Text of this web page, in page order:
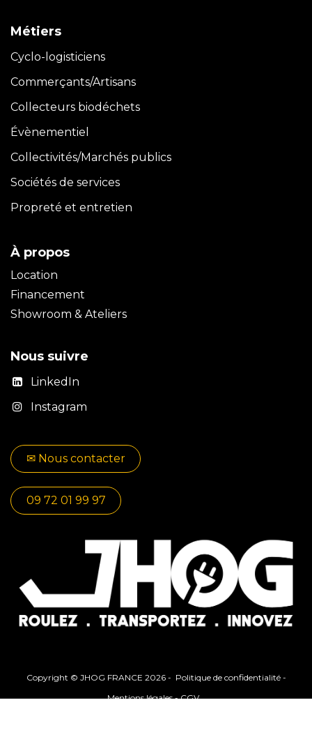
Métiers
Cyclo-logisticiens
Commerçants/Artisans
Collecteurs biodéchets
Évènementiel
Collectivités/Marchés publics
Sociétés de services
Propreté et entretien
À propos
Location
Financement
Showroom & Ateliers
Nous suivre
LinkedIn
Instagram
✉​​ No​​​​us contacter
09 72 01 99 97
Copyright © JHOG FRANCE 2026 - Politique de confidentialité-
Mentions légales-CGV